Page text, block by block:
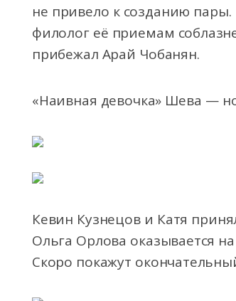
не привело к созданию
филолог её приемам
прибежал Арай Чобанян.
«Наивная девочка» Шева —
Кевин Кузнецов и Катя
Ольга Орлова оказывается
Скоро покажут